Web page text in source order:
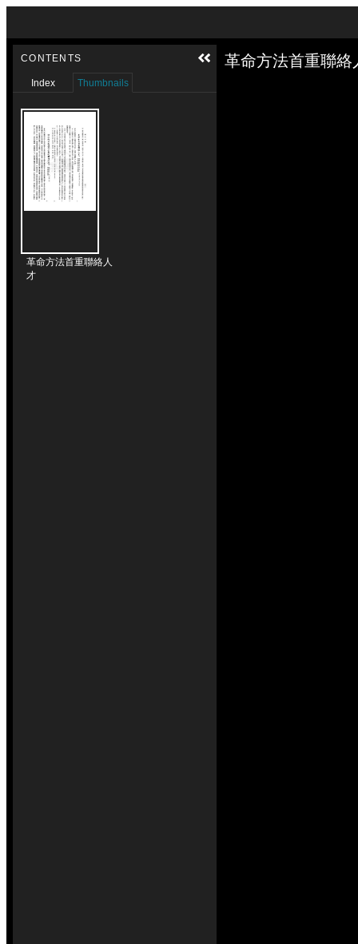
Media Viewer
革命方法首重聯絡
CONTENTS
Index Thumbnails
革命方法首重聯絡人
才